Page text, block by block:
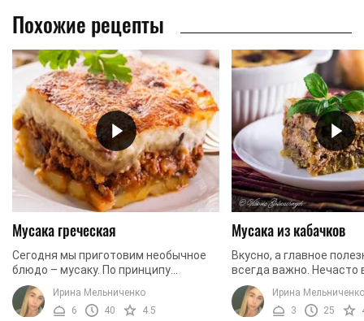
Похожие рецепты
Мусака греческая
Сегодня мы приготовим необычное
блюдо – мусаку. По принципу
приготовления и по схожести
некоторых ингредиентов мусака
напоминает лазанью, но это два ...
Ирина Мельниченко
6
40 4.5
Мусака из кабачков
Вкусно, а главное
всегда важно. Нечасто
действительно
блюда одновременно.
этого требуются ...
Ирина Мельниченко
3
25